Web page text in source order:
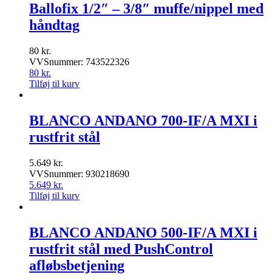
Ballofix 1/2″ – 3/8″ muffe/nippel med
håndtag
80 kr.
VVSnummer: 743522326
80 kr.
Tilføj til kurv
BLANCO ANDANO 700-IF/A MXI i
rustfrit stål
5.649 kr.
VVSnummer: 930218690
5.649 kr.
Tilføj til kurv
BLANCO ANDANO 500-IF/A MXI i
rustfrit stål med PushControl
afløbsbetjening